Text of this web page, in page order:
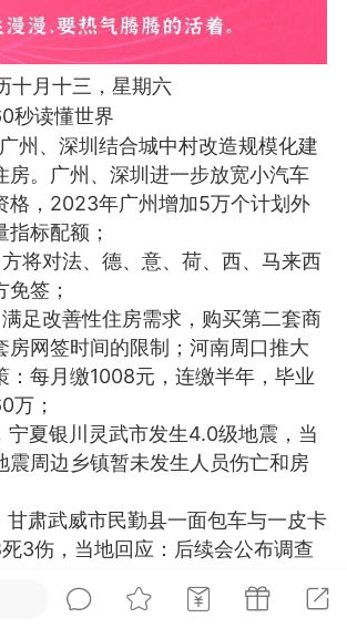
卡卡动能素 无创溶斑术
芯诗妍 卡卡美业
每次200金币
光
爆汗熊
能素
面膜 微晶溶斑术
靓号
业资讯
出紧致小白脸！一、项
白肌（仪器）× 草本
喱（产品）这是一套
十月十三，星期六
秒读懂世界
州、深圳结合城中村改造规模化建
房。广州、深圳进一步放宽小汽车
格，2023年广州增加5万个计划外
标配额；
将对法、德、意、荷、西、马来西
签；
足改善性住房需求，购买第二套商
房网签时间的限制；河南周口推大
：每月缴1008元，连缴半年，毕业
万；
夏银川灵武市发生4.0级地震，当
震周边乡镇暂未发生人员伤亡和房
肃武威市民勤县一面包车与一皮卡
3伤，当地回应：后续会公布调查
年取消”双12″，更改为”淘宝年终好